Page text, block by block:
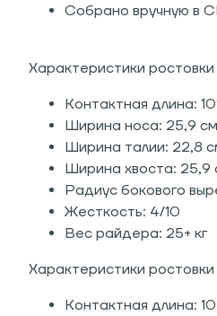
Собрано вручную в
Характеристики ростовки
Контактная длина:
Ширина носа: 25,9 см
Ширина талии: 22,8
Ширина хвоста: 25,9
Радиус бокового
Жесткость: 4/10
Вес райдера: 25+ кг
Характеристики ростовки
Контактная длина: